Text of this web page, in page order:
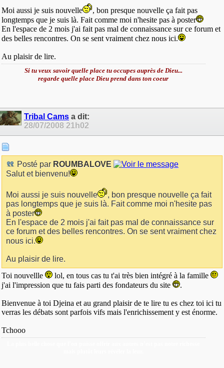
Moi aussi je suis nouvelle
, bon presque nouvelle ça fait pas
longtemps que je suis là. Fait comme moi n'hesite pas à poster
En l'espace de 2 mois j'ai fait pas mal de connaissance sur ce forum et
des belles rencontres. On se sent vraiment chez nous ici.
Au plaisir de lire.
Si tu veux savoir quelle place tu occupes auprès de Dieu...
regarde quelle place Dieu prend dans ton coeur
Tribal Cams a dit:
28/07/2008 21h02
Posté par ROUMBALOVE
Salut et bienvenu!
Moi aussi je suis nouvelle
, bon presque nouvelle ça fait
pas longtemps que je suis là. Fait comme moi n'hesite pas
à poster
En l'espace de 2 mois j'ai fait pas mal de connaissance sur
ce forum et des belles rencontres. On se sent vraiment chez
nous ici.
Au plaisir de lire.
Toi nouvellle
lol, en tous cas tu t'ai très bien intégré à la famille
j'ai l'impression que tu fais parti des fondateurs du site
.
Bienvenue à toi Djeina et au grand plaisir de te lire tu es chez toi ici tu
verras les débats sont parfois vifs mais l'enrichissement y est énorme.
Tchooo